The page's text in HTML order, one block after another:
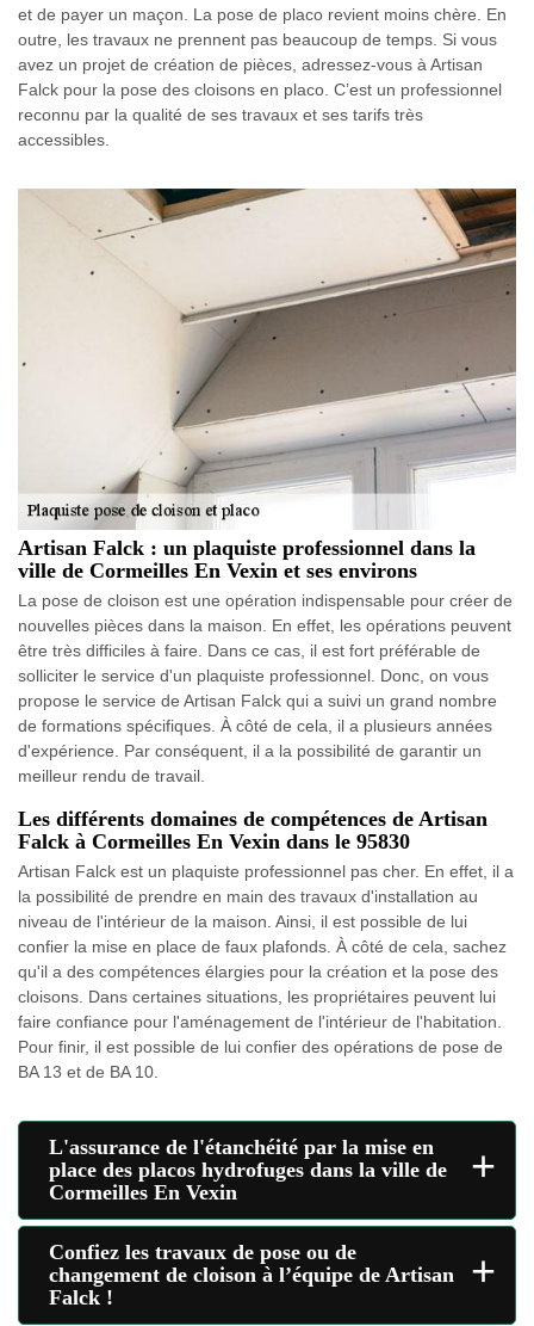
et de payer un maçon. La pose de placo revient moins chère. En
outre, les travaux ne prennent pas beaucoup de temps. Si vous
avez un projet de création de pièces, adressez-vous à Artisan
Falck pour la pose des cloisons en placo. C’est un professionnel
reconnu par la qualité de ses travaux et ses tarifs très
accessibles.
Artisan Falck : un plaquiste professionnel dans la
ville de Cormeilles En Vexin et ses environs
La pose de cloison est une opération indispensable pour créer de
nouvelles pièces dans la maison. En effet, les opérations peuvent
être très difficiles à faire. Dans ce cas, il est fort préférable de
solliciter le service d'un plaquiste professionnel. Donc, on vous
propose le service de Artisan Falck qui a suivi un grand nombre
de formations spécifiques. À côté de cela, il a plusieurs années
d'expérience. Par conséquent, il a la possibilité de garantir un
meilleur rendu de travail.
Les différents domaines de compétences de Artisan
Falck à Cormeilles En Vexin dans le 95830
Artisan Falck est un plaquiste professionnel pas cher. En effet, il a
la possibilité de prendre en main des travaux d'installation au
niveau de l'intérieur de la maison. Ainsi, il est possible de lui
confier la mise en place de faux plafonds. À côté de cela, sachez
qu'il a des compétences élargies pour la création et la pose des
cloisons. Dans certaines situations, les propriétaires peuvent lui
faire confiance pour l'aménagement de l'intérieur de l'habitation.
Pour finir, il est possible de lui confier des opérations de pose de
BA 13 et de BA 10.
L'assurance de l'étanchéité par la mise en
place des placos hydrofuges dans la ville de
Cormeilles En Vexin
+
Confiez les travaux de pose ou de
changement de cloison à l’équipe de Artisan
Falck !
+